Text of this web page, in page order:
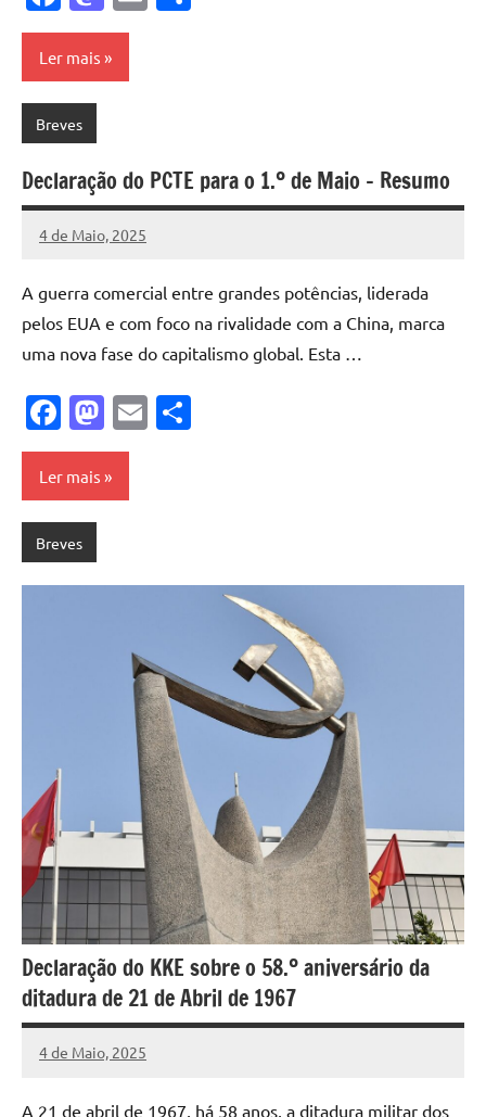
Ler mais
Breves
Declaração do PCTE para o 1.º de Maio – Resumo
4 de Maio, 2025
Pedro
A guerra comercial entre grandes potências, liderada
pelos EUA e com foco na rivalidade com a China, marca
uma nova fase do capitalismo global. Esta …
Facebook
Mastodon
Email
Ler mais
Breves
Declaração do KKE sobre o 58.º aniversário da
ditadura de 21 de Abril de 1967
4 de Maio, 2025
Pedro
A 21 de abril de 1967, há 58 anos, a ditadura militar dos